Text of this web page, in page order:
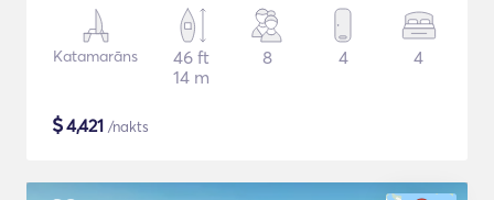
Katamarāns
46 ft
14 m
8 4 4
$4,421 /nakts